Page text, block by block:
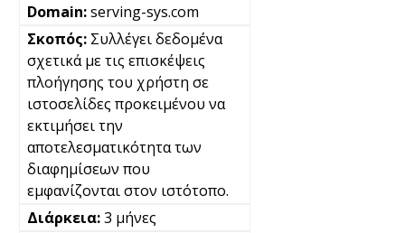
serving-sys.com
Συλλέγει δεδομένα
σχετικά με τις επισκέψεις
πλοήγησης του χρήστη σε
ιστοσελίδες προκειμένου να
εκτιμήσει την
αποτελεσματικότητα των
διαφημίσεων που
εμφανίζονται στον ιστότοπο.
3 μήνες